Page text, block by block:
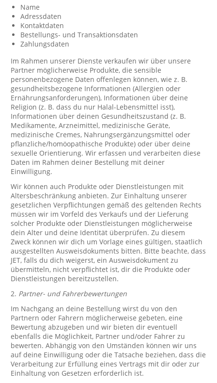
Name
Adressdaten
Kontaktdaten
Bestellungs- und Transaktionsdaten
Zahlungsdaten
Im Rahmen unserer Dienste verkaufen wir über unsere
Partner möglicherweise Produkte, die sensible
personenbezogene Daten offenlegen können, wie z. B.
gesundheitsbezogene Informationen (Allergien oder
Ernährungsanforderungen), Informationen über deine
Religion (z. B. dass du nur Halal-Lebensmittel isst),
Informationen über deinen Gesundheitszustand (z. B.
Medikamente, Arzneimittel, medizinische Geräte,
medizinische Cremes, Nahrungsergänzungsmittel oder
pflanzliche/homöopathische Produkte) oder über deine
sexuelle Orientierung. Wir erfassen und verarbeiten diese
Daten im Rahmen deiner Bestellung mit deiner
Einwilligung.
Wir können auch Produkte oder Dienstleistungen mit
Altersbeschränkung anbieten. Zur Einhaltung unserer
gesetzlichen Verpflichtungen gemäß des geltenden Rechts
müssen wir im Vorfeld des Verkaufs und der Lieferung
solcher Produkte oder Dienstleistungen möglicherweise
dein Alter und deine Identität überprüfen. Zu diesem
Zweck können wir dich um Vorlage eines gültigen, staatlich
ausgestellten Ausweisdokuments bitten. Bitte beachte, dass
JET, falls du dich weigerst, ein Ausweisdokument zu
übermitteln, nicht verpflichtet ist, dir die Produkte oder
Dienstleistungen bereitzustellen.
2. Partner- und Fahrerbewertungen
Im Nachgang an deine Bestellung wirst du von den
Partnern oder Fahrern möglicherweise gebeten, eine
Bewertung abzugeben und wir bieten dir eventuell
ebenfalls die Möglichkeit, Partner und/oder Fahrer zu
bewerten. Abhängig von den Umständen können wir uns
auf deine Einwilligung oder die Tatsache beziehen, dass die
Verarbeitung zur Erfüllung eines Vertrags mit dir oder zur
Einhaltung von Gesetzen erforderlich ist.